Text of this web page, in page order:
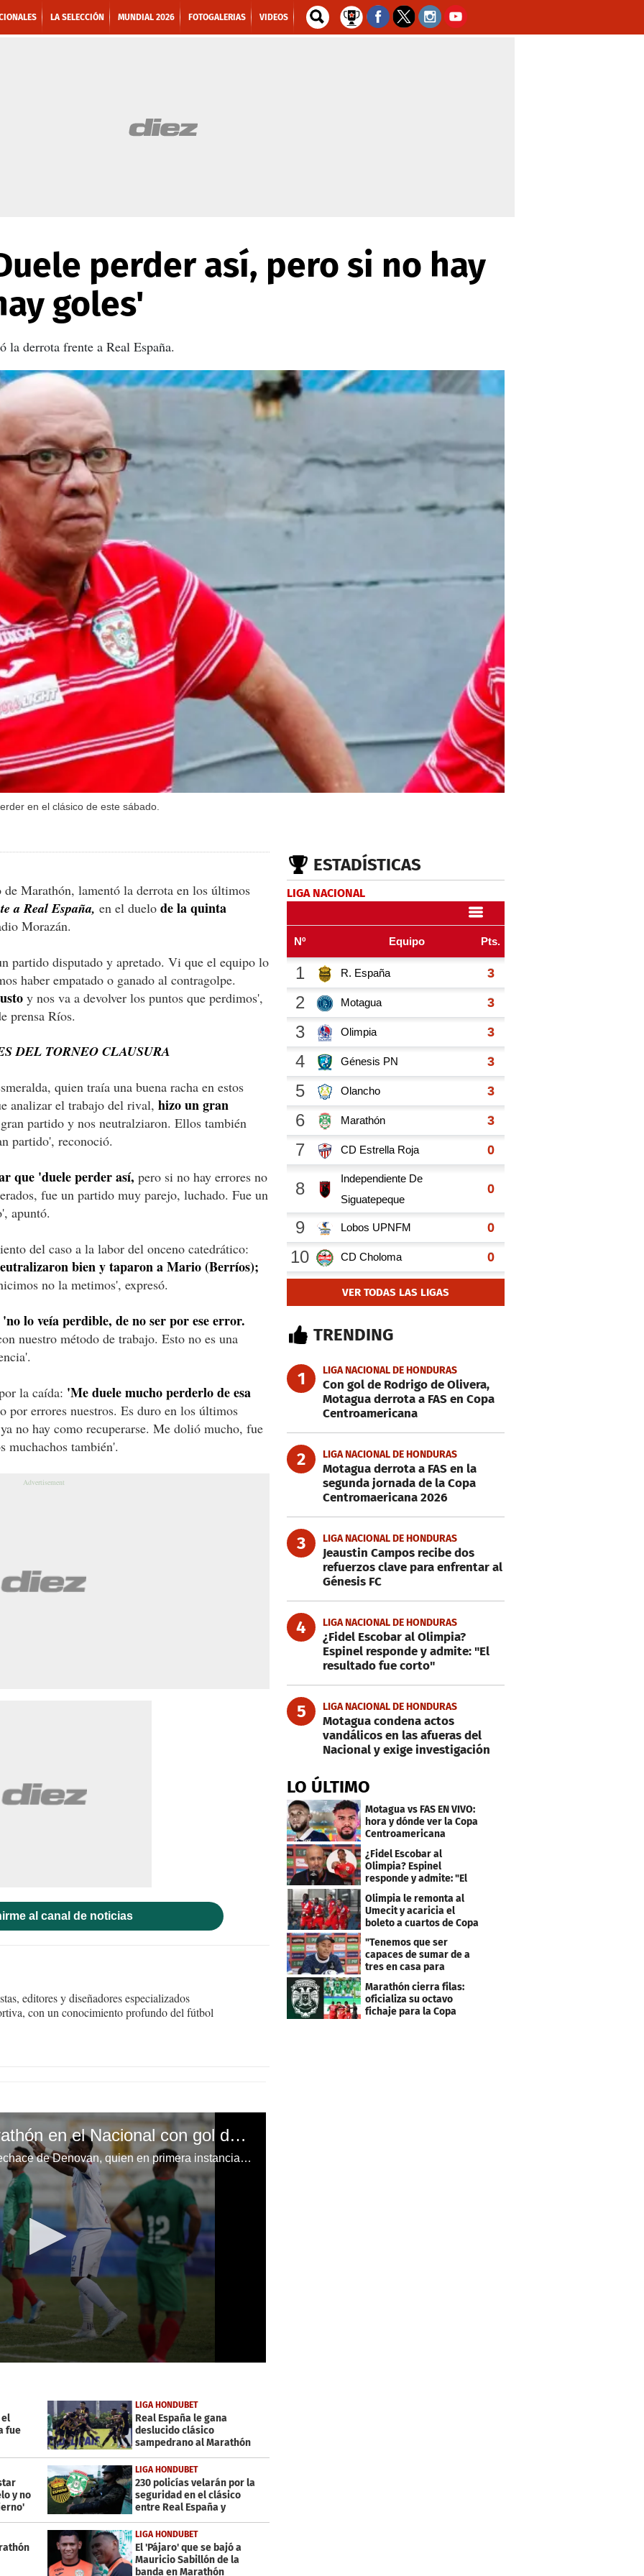
LA SELECCIÓN MUNDIAL 2026 FOTOGALERIAS VIDEOS
perder así, pero si no hay
goles'
la derrota frente a Real España.
en el clásico de este sábado.
Marathón, lamentó la derrota en los últimos
a Real España, en el duelo de la quinta
Morazán.
partido disputado y apretado. Vi que el equipo lo
haber empatado o ganado al contragolpe.
y nos va a devolver los puntos que perdimos',
prensa Ríos.
DEL TORNEO CLAUSURA
quien traía una buena racha en estos
analizar el trabajo del rival, hizo un gran
partido y nos neutralziaron. Ellos también
partido', reconoció.
que 'duele perder así, pero si no hay errores no
fue un partido muy parejo, luchado. Fue un
apuntó.
del caso a la labor del onceno catedrático:
bien y taparon a Mario (Berríos);
no la metimos', expresó.
'no lo veía perdible, de no ser por ese error.
nuestro método de trabajo. Esto no es una
la caída: 'Me duele mucho perderlo de esa
por errores nuestros. Es duro en los últimos
no hay como recuperarse. Me dolió mucho, fue
muchachos también'.
al canal de noticias
editores y diseñadores especializados
con un conocimiento profundo del fútbol
Olimpia derrota a Marathón en el Nacional con gol de José Mario Pinto
José Mario Pinto aprovechó el rechace de Denovan, quien en primera instancia detuvo el remate de Arboleda. El albo ya gana en el Nacional.
el
fue
LIGA HONDUBET
Real España le gana
deslucido clásico
sampedrano al Marathón
y no
LIGA HONDUBET
230 policías velarán por la
seguridad en el clásico
entre Real España y
Marathón
LIGA HONDUBET
El 'Pájaro' que se bajó a
Mauricio Sabillón de la
banda en Marathón
ESTADÍSTICAS
LIGA NACIONAL
VER TODAS LAS LIGAS
TRENDING
1 LIGA NACIONAL DE HONDURAS
Con gol de Rodrigo de Olivera,
Motagua derrota a FAS en Copa
Centroamericana
2 LIGA NACIONAL DE HONDURAS
Motagua derrota a FAS en la
segunda jornada de la Copa
Centromaericana 2026
3 LIGA NACIONAL DE HONDURAS
Jeaustin Campos recibe dos
refuerzos clave para enfrentar al
Génesis FC
4 LIGA NACIONAL DE HONDURAS
¿Fidel Escobar al Olimpia?
Espinel responde y admite: "El
resultado fue corto"
5 LIGA NACIONAL DE HONDURAS
Motagua condena actos
vandálicos en las afueras del
Nacional y exige investigación
LO ÚLTIMO
Motagua vs FAS EN VIVO:
hora y dónde ver la Copa
Centroamericana
¿Fidel Escobar al
Olimpia? Espinel
responde y admite: "El
resultado fue corto"
Olimpia le remonta al
Umecit y acaricia el
boleto a cuartos de Copa
"Tenemos que ser
capaces de sumar de a
tres en casa para
asegurar la
clasificación"
Marathón cierra filas:
oficializa su octavo
fichaje para la Copa